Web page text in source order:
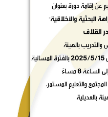
عمل " الأسس الفنية واللغوية في
الرسائل الادارية"
ادارة الأمن والسلامة
مسرح مبنى الخدمات - الدور الأرضي